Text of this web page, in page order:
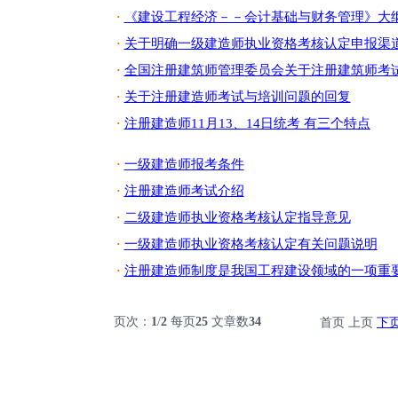
· 《建设工程经济－－会计基础与财务管理》大
· 关于明确一级建造师执业资格考核认定申报渠
· 全国注册建筑师管理委员会关于注册建筑师考
· 关于注册建造师考试与培训问题的回复
· 注册建造师11月13、14日统考 有三个特点
· 一级建造师报考条件
· 注册建造师考试介绍
· 二级建造师执业资格考核认定指导意见
· 一级建造师执业资格考核认定有关问题说明
· 注册建造师制度是我国工程建设领域的一项重
页次： 1/2每页25文章数34 首页 上页 下